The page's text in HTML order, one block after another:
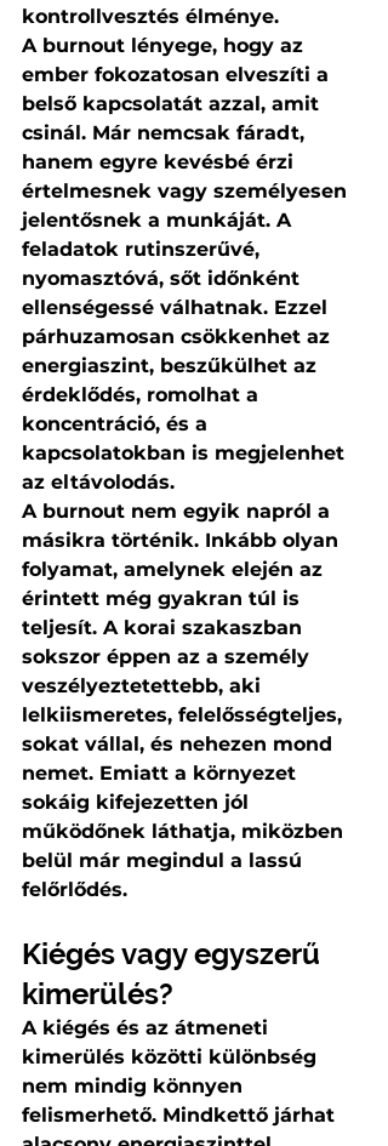
kontrollvesztés élménye.
A burnout lényege, hogy az
ember fokozatosan elveszíti a
belső kapcsolatát azzal, amit
csinál. Már nemcsak fáradt,
hanem egyre kevésbé érzi
értelmesnek vagy személyesen
jelentősnek a munkáját. A
feladatok rutinszerűvé,
nyomasztóvá, sőt időnként
ellenségessé válhatnak. Ezzel
párhuzamosan csökkenhet az
energiaszint, beszűkülhet az
érdeklődés, romolhat a
koncentráció, és a
kapcsolatokban is megjelenhet
az eltávolodás.
A burnout nem egyik napról a
másikra történik. Inkább olyan
folyamat, amelynek elején az
érintett még gyakran túl is
teljesít. A korai szakaszban
sokszor éppen az a személy
veszélyeztetettebb, aki
lelkiismeretes, felelősségteljes,
sokat vállal, és nehezen mond
nemet. Emiatt a környezet
sokáig kifejezetten jól
működőnek láthatja, miközben
belül már megindul a lassú
felőrlődés.
Kiégés vagy egyszerű
kimerülés?
A kiégés és az átmeneti
kimerülés közötti különbség
nem mindig könnyen
felismerhető. Mindkettő járhat